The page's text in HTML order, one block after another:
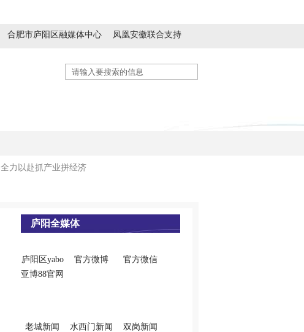
凤凰安徽联合支持
合肥市庐阳区融媒体中心
全力以赴抓产业拼经济
庐阳全媒体
庐阳区yabo
亚博88官网
官方微博 官方微信
老城新闻 水西门新闻 双岗新闻